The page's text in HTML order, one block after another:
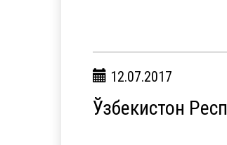
12.07.2017
Ўзбекистон